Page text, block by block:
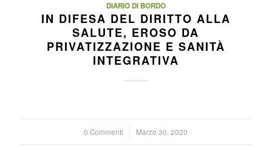
DIARIO DI BORDO
IN DIFESA DEL DIRITTO ALLA
SALUTE, EROSO DA
PRIVATIZZAZIONE E SANITÀ
INTEGRATIVA
0 Commenti
/ Marzo 30, 2020